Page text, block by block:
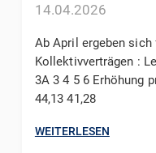
14.04.2026
Ab April ergeben sich
Kollektivverträgen :
3A 3 4 5 6 Erhöhung
44,13 41,28
WEITERLESEN